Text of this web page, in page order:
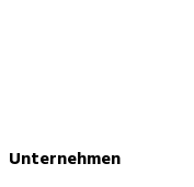
Unternehmen